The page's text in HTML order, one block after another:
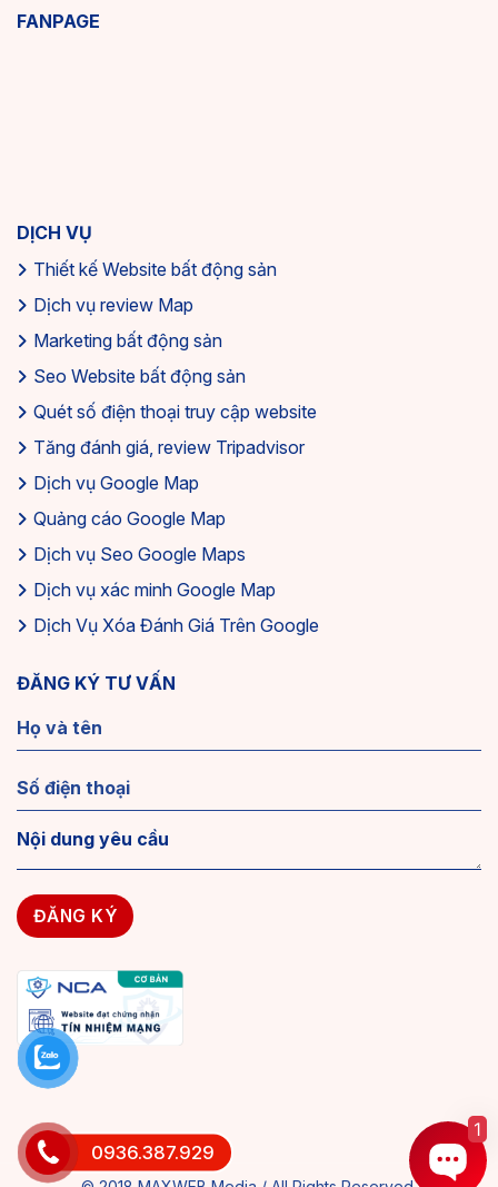
FANPAGE
DỊCH VỤ
Thiết kế Website bất động sản
Dịch vụ review Map
Marketing bất động sản
Seo Website bất động sản
Quét số điện thoại truy cập website
Tăng đánh giá, review Tripadvisor
Dịch vụ Google Map
Quảng cáo Google Map
Dịch vụ Seo Google Maps
Dịch vụ xác minh Google Map
Dịch Vụ Xóa Đánh Giá Trên Google
ĐĂNG KÝ TƯ VẤN
0936.387.929
1